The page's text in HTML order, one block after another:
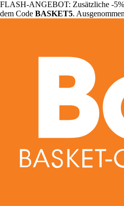
FLASH-ANGEBOT: Zusätzliche -5%
dem Code BASKET5.